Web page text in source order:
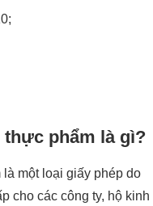
thực phẩm là gì?
một loại giấy phép do
cho các công ty, hộ kinh